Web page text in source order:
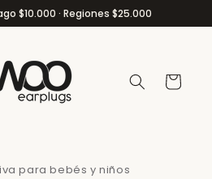
$10.000 · Regiones $25.000
Carrito
para bebés y niños